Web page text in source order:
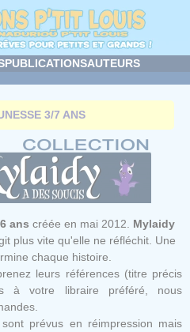
PUBLICATIONSAUTEURS
3/7 ANS
ans créée en mai 2012. Mylaidy
plus vite qu'elle ne réfléchit. Une
chaque histoire.
leurs références (titre précis
à votre libraire préféré, nous
prévus en réimpression mais